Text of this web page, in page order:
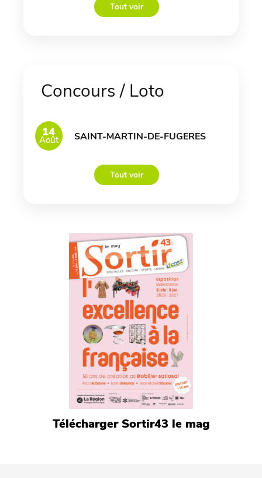
Tout voir
Concours / Loto
14
Août SAINT-MARTIN-DE-FUGERES
Tout voir
Télécharger Sortir43 le mag